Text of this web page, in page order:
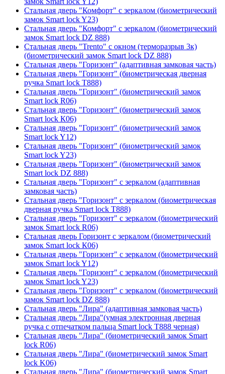
Стальная дверь "Комфорт" с зеркалом (биометрический
замок Smart lock Y23)
Стальная дверь "Комфорт" с зеркалом (биометрический
замок Smart lock DZ 888)
Стальная дверь "Trento" с окном (терморазрыв 3к)
(биометрический замок Smart lock DZ 888)
Стальная дверь "Горизонт" (адаптивная замковая часть)
Стальная дверь "Горизонт" (биометрическая дверная
ручка Smart lock T888)
Стальная дверь "Горизонт" (биометрический замок
Smart lock R06)
Стальная дверь "Горизонт" (биометрический замок
Smart lock К06)
Стальная дверь "Горизонт" (биометрический замок
Smart lock Y12)
Стальная дверь "Горизонт" (биометрический замок
Smart lock Y23)
Стальная дверь "Горизонт" (биометрический замок
Smart lock DZ 888)
Стальная дверь "Горизонт" с зеркалом (адаптивная
замковая часть)
Стальная дверь "Горизонт" с зеркалом (биометрическая
дверная ручка Smart lock T888)
Стальная дверь "Горизонт" с зеркалом (биометрический
замок Smart lock R06)
Стальная дверь Горизонт с зеркалом (биометрический
замок Smart lock К06)
Стальная дверь "Горизонт" с зеркалом (биометрический
замок Smart lock Y12)
Стальная дверь "Горизонт" с зеркалом (биометрический
замок Smart lock Y23)
Стальная дверь "Горизонт" с зеркалом (биометрический
замок Smart lock DZ 888)
Стальная дверь "Лира" (адаптивная замковая часть)
Стальная дверь "Лира"(умная электронная дверная
ручка с отпечатком пальца Smart lock T888 черная)
Стальная дверь "Лира" (биометрический замок Smart
lock R06)
Стальная дверь "Лира" (биометрический замок Smart
lock K06)
Стальная дверь "Лира" (биометрический замок Smart